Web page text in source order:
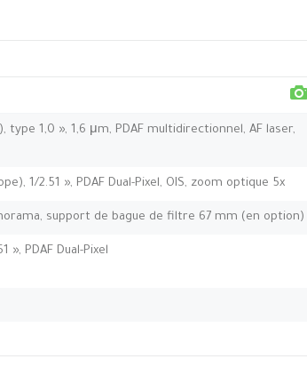
type 1,0 », 1,6 μm, PDAF multidirectionnel, AF laser,
1/2.51 », PDAF Dual-Pixel, OIS, zoom optique 5x
support de bague de filtre 67 mm (en option)
», PDAF Dual-Pixel